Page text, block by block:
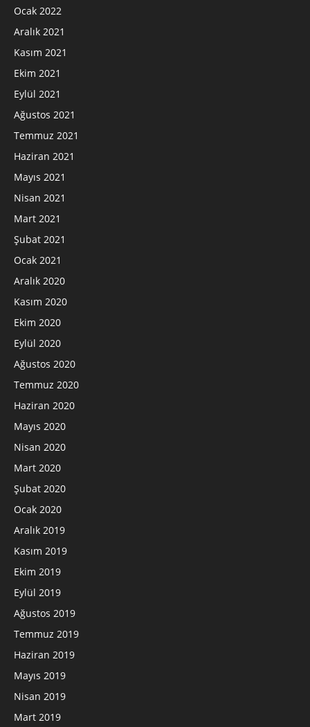
Ocak 2022
Aralık 2021
Kasım 2021
Ekim 2021
Eylül 2021
Ağustos 2021
Temmuz 2021
Haziran 2021
Mayıs 2021
Nisan 2021
Mart 2021
Şubat 2021
Ocak 2021
Aralık 2020
Kasım 2020
Ekim 2020
Eylül 2020
Ağustos 2020
Temmuz 2020
Haziran 2020
Mayıs 2020
Nisan 2020
Mart 2020
Şubat 2020
Ocak 2020
Aralık 2019
Kasım 2019
Ekim 2019
Eylül 2019
Ağustos 2019
Temmuz 2019
Haziran 2019
Mayıs 2019
Nisan 2019
Mart 2019